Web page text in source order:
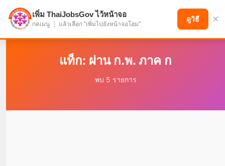
แบ่งปันโอกาส เพื่ออนาคตที่ก้าวหน้า
แท็ก: ผ่าน ก.พ. ภาค ก
พบ 5 รายการ
เพิ่ม ThaiJobsGov ไว้หน้าจอ
กดเมนู ⋮ แล้วเลือก "เพิ่มไปยังหน้าจอโฮม"
ดูวิธี ×